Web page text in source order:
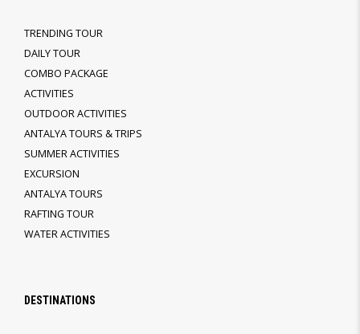
TRENDING TOUR
DAILY TOUR
COMBO PACKAGE
ACTIVITIES
OUTDOOR ACTIVITIES
ANTALYA TOURS & TRIPS
SUMMER ACTIVITIES
EXCURSION
ANTALYA TOURS
RAFTING TOUR
WATER ACTIVITIES
DESTINATIONS